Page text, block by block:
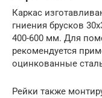
Каркас
гниения брусков
400-600 мм. Для
рекомендуется
оцинкованные
Рейки также